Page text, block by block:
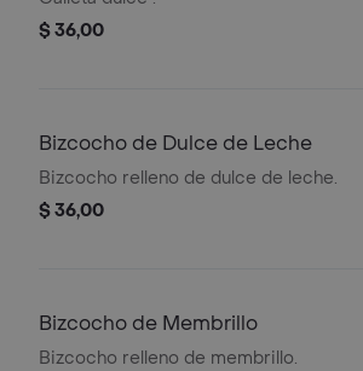
$ 36,00
Bizcocho de Dulce de Leche
Bizcocho relleno de dulce de leche.
$ 36,00
Bizcocho de Membrillo
Bizcocho relleno de membrillo.